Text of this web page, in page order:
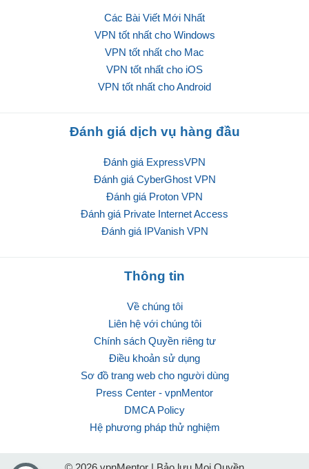
Các Bài Viết Mới Nhất
VPN tốt nhất cho Windows
VPN tốt nhất cho Mac
VPN tốt nhất cho iOS
VPN tốt nhất cho Android
Đánh giá dịch vụ hàng đầu
Đánh giá ExpressVPN
Đánh giá CyberGhost VPN
Đánh giá Proton VPN
Đánh giá Private Internet Access
Đánh giá IPVanish VPN
Thông tin
Về chúng tôi
Liên hệ với chúng tôi
Chính sách Quyền riêng tư
Điều khoản sử dụng
Sơ đồ trang web cho người dùng
Press Center - vpnMentor
DMCA Policy
Hệ phương pháp thử nghiệm